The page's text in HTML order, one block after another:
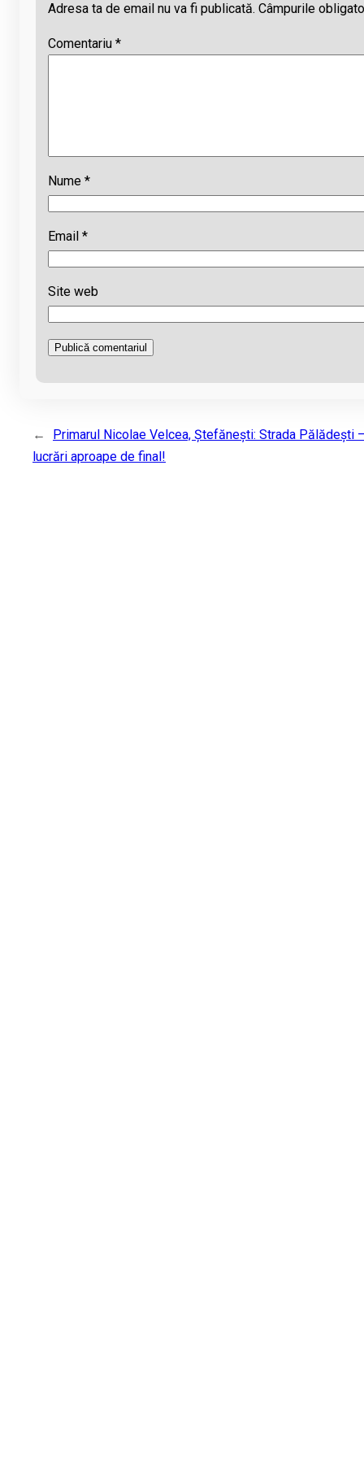
Adresa ta de email nu va fi publicată. Câmpurile
Comentariu *
Nume *
Email *
Site web
←
Primarul Nicolae Velcea, Ștefănești: Strada Pălădești –
lucrări aproape de final!